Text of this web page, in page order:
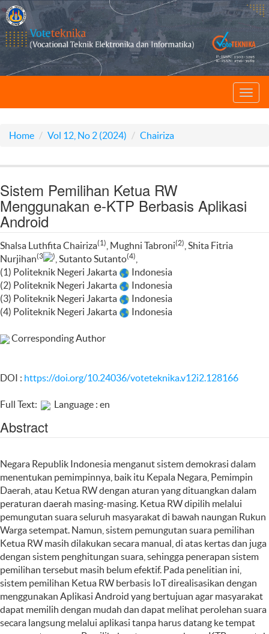
Home Vol 12, No 2 (2024) Chairiza
Sistem Pemilihan Ketua RW
Menggunakan e-KTP Berbasis Aplikasi
Android
Shalsa Luthfita Chairiza(1) , Mughni Tabroni(2) , Shita Fitria
Nurjihan(3 ) , Sutanto Sutanto(4)
(1) Politeknik Negeri Jakarta
Indonesia
(2) Politeknik Negeri Jakarta
Indonesia
(3) Politeknik Negeri Jakarta
Indonesia
(4) Politeknik Negeri Jakarta
Indonesia
Corresponding Author
DOI : https://doi.org/10.24036/voteteknika.v12i2.128166
Full Text: Language : en
Abstract
Negara Republik Indonesia menganut sistem demokrasi dalam
menentukan pemimpinnya, baik itu Kepala Negara, Pemimpin
Daerah, atau Ketua RW dengan aturan yang dituangkan dalam
peraturan daerah masing-masing. Ketua RW dipilih melalui
pemungutan suara seluruh masyarakat di bawah naungan Rukun
Warga setempat. Namun, sistem pemungutan suara pemilihan
Ketua RW masih dilakukan secara manual, di atas kertas dan juga
dengan sistem penghitungan suara, sehingga penerapan sistem
pemilihan tersebut masih belum efektif. Pada penelitian ini,
sistem pemilihan Ketua RW berbasis IoT direalisasikan dengan
menggunakan Aplikasi Android yang bertujuan agar masyarakat
dapat memilih dengan mudah dan dapat melihat perolehan suara
secara langsung melalui aplikasi tanpa harus datang ke tempat